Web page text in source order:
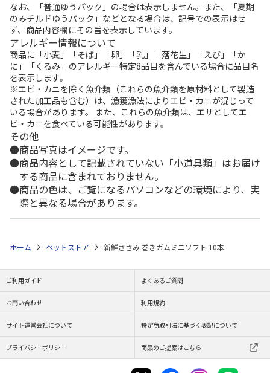
なお、「普通ゆうパック」の場合は表示しません。また、「夏期
のみチルドゆうパック」などとなる場合は、記号での表示はせ
ず、商品内容欄にその旨を表示しています。
アレルギー情報について
商品に「小麦」「そば」「卵」「乳」「落花生」「えび」「か
に」「くるみ」のアレルギー特定8品目を含んでいる場合に品目名
を表示します。
※エビ・カニを除く魚介類（これらの魚介類を原材料として製造
された加工品も含む）は、漁獲漁法によりエビ・カニが混じって
いる場合があります。 また、これらの魚介類は、エサとしてエ
ビ・カニを食べている可能性があります。
その他
商品写真はイメージです。
商品内容として記載されていない「小道具類」はお届け
する商品に含まれておりません。
商品の色は、ご覧になるパソコンなどの環境により、実
際と異なる場合があります。
ホーム ペットストア 新鮮ささみ 巻きガムミニソフト 10本
ご利用ガイド よくあるご質問
お問い合わせ 利用規約
サイト運営会社について 特定商取引法に基づく表記について
プライバシーポリシー 商品のご提案はこちら